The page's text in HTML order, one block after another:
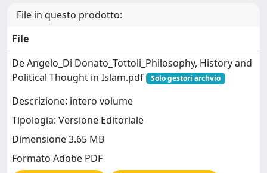
File in questo prodotto:
File
De Angelo_Di Donato_Tottoli_Philosophy, History and
Political Thought in Islam.pdf
Solo gestori archvio
Descrizione: intero volume
Tipologia: Versione Editoriale
Dimensione 3.65 MB
Formato Adobe PDF